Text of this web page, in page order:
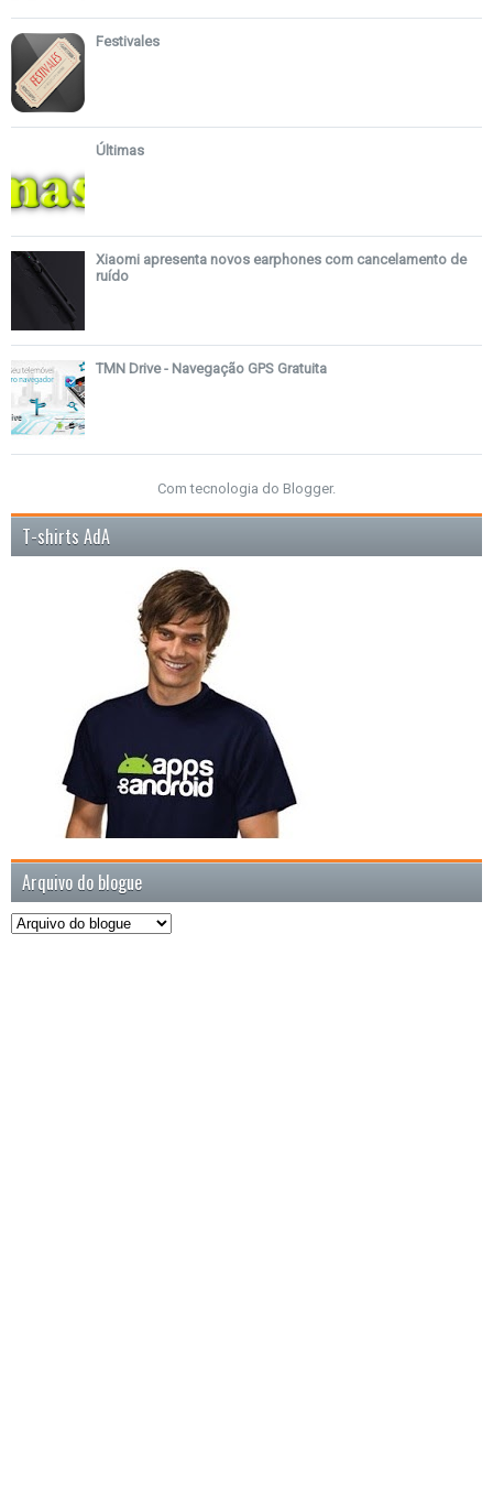
Festivales
Últimas
Xiaomi apresenta novos earphones com cancelamento de
ruído
TMN Drive - Navegação GPS Gratuita
Com tecnologia do Blogger.
T-shirts AdA
Arquivo do blogue